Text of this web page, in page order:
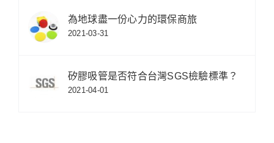
為地球盡一份心力的環保商旅
2021-03-31
矽膠吸管是否符合台灣SGS檢驗標準？
2021-04-01